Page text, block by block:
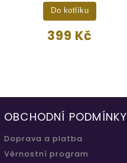
399 Kč
Do kotlíku
OBCHODNÍ PODMÍNKY
Doprava a platba
Věrnostní program